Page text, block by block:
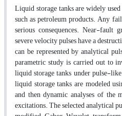
Liquid storage tanks are widely
such as petroleum products. Any
serious consequences. Near-fault
severe velocity pulses have a
can be represented by analytical
parametric study is carried out to
liquid storage tanks under pulse-
liquid storage tanks are modeled
and then dynamic analyses of the
excitations. The selected analytical